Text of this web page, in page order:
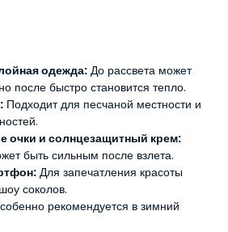
одежда: До рассвета может
после быстро становится тепло.
Подходит для песчаной местности и
очки и солнцезащитный крем:
быть сильным после взлета.
Для запечатления красоты
соколов.
рекомендуется в зимний